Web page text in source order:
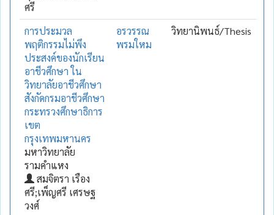
ศรี
การประมวล
พฤติกรรมไม่พึง
ประสงค์ของนักเรียน
อาชีวศึกษา ใน
วิทยาลัยอาชีวศึกษา
สังกัดกรมอาชีวศึกษา
กระทรวงศึกษาธิการ
เขต
กรุงเทพมหานคร
มหาวิทยาลัย
รามคำแหง
สมจิตรา เรือง
ศรี;เพ็ญศรี เศรษฐ
วงศ์
อรวรรณ
พรมใหม
วิทยานิพนธ์/Thesis